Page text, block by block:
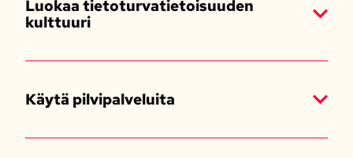
Luokaa tietoturvatietoisuuden
kulttuuri
Käytä pilvipalveluita